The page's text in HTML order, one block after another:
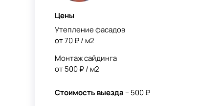
Цены
Утепление фасадов
от 70 ₽ / м2
Монтаж сайдинга
от 500 ₽ / м2
Стоимость выезда – 500 ₽